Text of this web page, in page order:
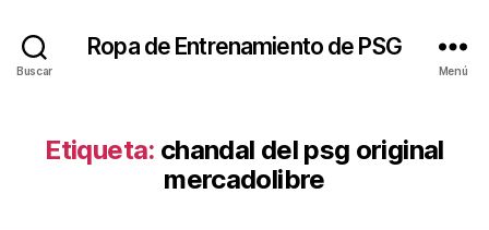
Buscar
Ropa de Entrenamiento de PSG
Menú
Etiqueta: chandal del psg original
mercadolibre